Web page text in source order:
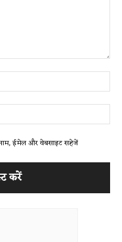
नाम, ईमेल और वेबसाइट सहेजें